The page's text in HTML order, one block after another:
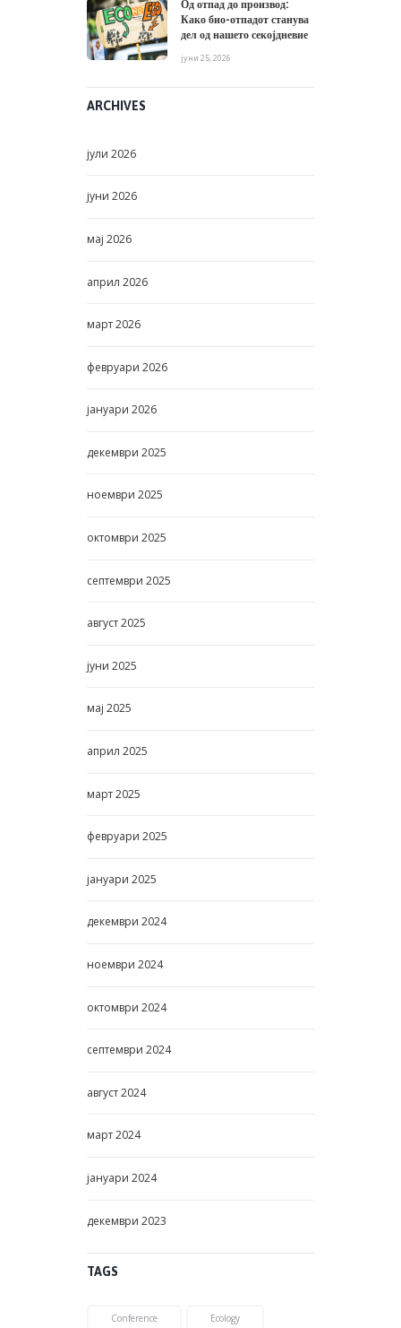
Од отпад до производ:
Како био-отпадот станува
дел од нашето секојдневие
јуни 25, 2026
ARCHIVES
јули 2026
јуни 2026
мај 2026
април 2026
март2026
февруари 2026
јануари 2026
декември 2025
ноември 2025
октомври 2025
септември 2025
август2025
јуни 2025
мај 2025
април 2025
март2025
февруари 2025
јануари 2025
декември 2024
ноември 2024
октомври 2024
септември 2024
август2024
март2024
јануари 2024
декември 2023
TAGS
Conference Ecology